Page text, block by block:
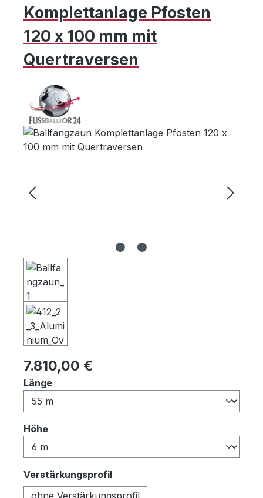
Komplettanlage Pfosten
120 x 100 mm mit
Quertraversen
Bildergalerie überspringen
Regulärer Preis:
7.810,00 €
Längeauswählen
Höheauswählen
Verstärkungsprofilauswählen